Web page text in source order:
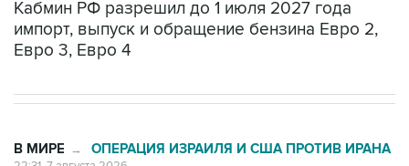
Кабмин РФ разрешил до 1 июля 2027 года
импорт, выпуск и обращение бензина Евро 2,
Евро 3, Евро 4
В МИРЕ → ОПЕРАЦИЯ ИЗРАИЛЯ И США ПРОТИВ ИРАНА